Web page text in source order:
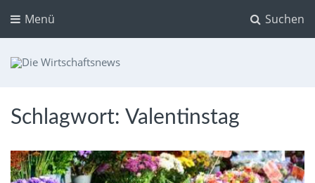
Suchen
Menü
Schlagwort: Valentinstag